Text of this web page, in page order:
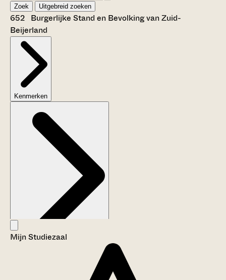
Zoek Uitgebreid zoeken
652 Burgerlijke Stand en Bevolking van Zuid-
Beijerland
Kenmerken
Aanwijzingen voor de gebruiker
Mijn Studiezaal